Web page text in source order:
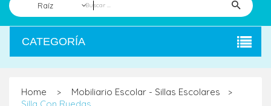
Raíz
CATEGORÍA
Home > Mobiliario Escolar - Sillas Escolares >